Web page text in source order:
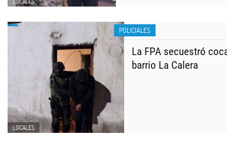
POLICIALES
LOCALES
La FPA secuestró
barrio La Calera